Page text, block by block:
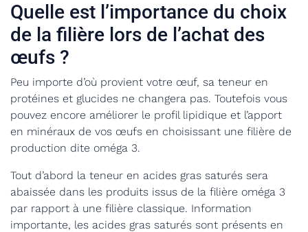
Quelle est l’importance du choix
de la filière lors de l’achat des
œufs ?
Peu importe d’où provient votre œuf, sa teneur en
protéines et glucides ne changera pas. Toutefois vous
pouvez encore améliorer le profil lipidique et l’apport
en minéraux de vos œufs en choisissant une filière de
production dite oméga 3.
Tout d’abord la teneur en acides gras saturés sera
abaissée dans les produits issus de la filière oméga 3
par rapport à une filière classique. Information
importante, les acides gras saturés sont présents en